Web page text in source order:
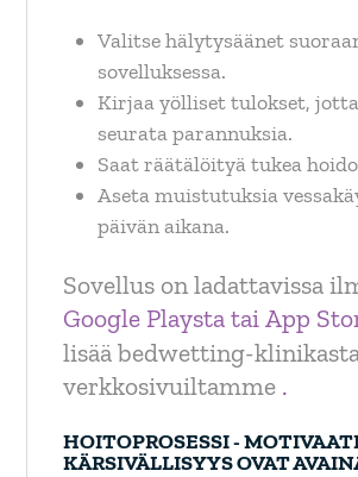
Valitse hälytysäänet
sovelluksessa.
Kirjaa yölliset tulokset,
seurata parannuksia.
Saat räätälöityä tukea
Aseta muistutuksia
päivän aikana.
Sovellus on ladattavissa
Google Playsta tai App
lisää bedwetting-
verkkosivuiltamme .
HOITOPROSESSI -
KÄRSIVÄLLISYYS OVAT